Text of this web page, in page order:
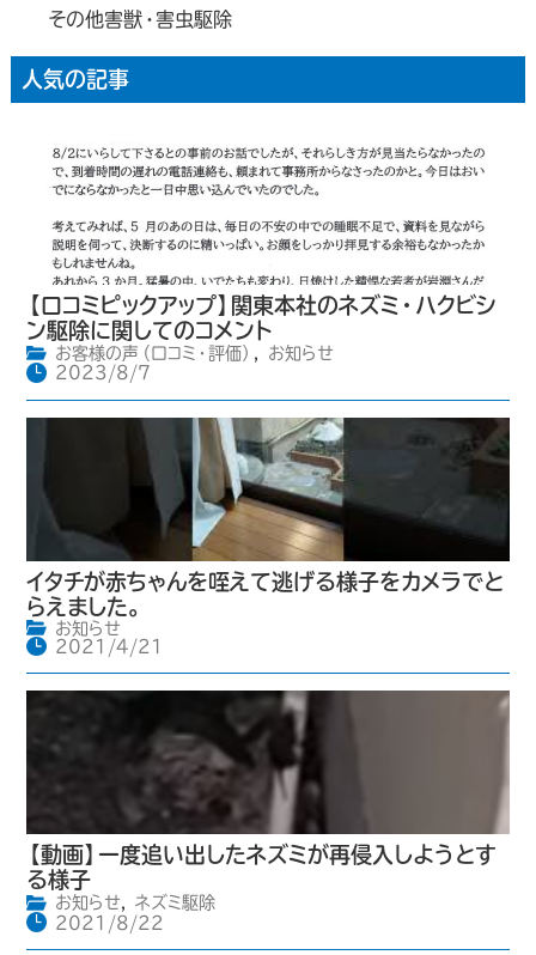
その他害獣・害虫駆除
人気の記事
【口コミピックアップ】関東本社のネズミ・ハクビシ
ン駆除に関してのコメント
お客様の声（口コミ・評価） ,
お知らせ
2023/8/7
イタチが赤ちゃんを咥えて逃げる様子をカメラでと
らえました。
お知らせ
2021/4/21
【動画】一度追い出したネズミが再侵入しようとす
る様子
お知らせ,
ネズミ駆除
2021/8/22